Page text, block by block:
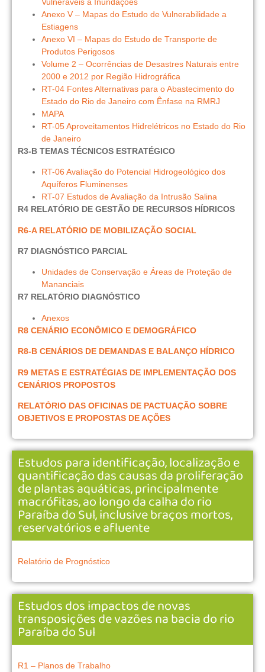
Anexo V – Mapas do Estudo de Vulnerabilidade a
Estiagens
Anexo VI – Mapas do Estudo de Transporte de
Produtos Perigosos
Volume 2 – Ocorrências de Desastres Naturais entre
2000 e 2012 por Região Hidrográfica
RT-04 Fontes Alternativas para o Abastecimento do
Estado do Rio de Janeiro com Ênfase na RMRJ
MAPA
RT-05 Aproveitamentos Hidrelétricos no Estado do Rio
de Janeiro
R3-B TEMAS TÉCNICOS ESTRATÉGICO
RT-06 Avaliação do Potencial Hidrogeológico dos
Aquíferos Fluminenses
RT-07 Estudos de Avaliação da Intrusão Salina
R4 RELATÓRIO DE GESTÃO DE RECURSOS HÍDRICOS
R6-A RELATÓRIO DE MOBILIZAÇÃO SOCIAL
R7 DIAGNÓSTICO PARCIAL
Unidades de Conservação e Áreas de Proteção de
Mananciais
R7 RELATÓRIO DIAGNÓSTICO
Anexos
R8 CENÁRIO ECONÔMICO E DEMOGRÁFICO
R8-B CENÁRIOS DE DEMANDAS E BALANÇO HÍDRICO
R9 METAS E ESTRATÉGIAS DE IMPLEMENTAÇÃO DOS
CENÁRIOS PROPOSTOS
RELATÓRIO DAS OFICINAS DE PACTUAÇÃO SOBRE
OBJETIVOS E PROPOSTAS DE AÇÕES
Estudos para identificação, localização e
quantificação das causas da proliferação
de plantas aquáticas, principalmente
macrófitas, ao longo da calha do rio
Paraíba do Sul, inclusive braços mortos,
reservatórios e afluente
Relatório de Prognóstico
Estudos dos impactos de novas
transposições de vazões na bacia do rio
Paraíba do Sul
R1 – Planos de Trabalho